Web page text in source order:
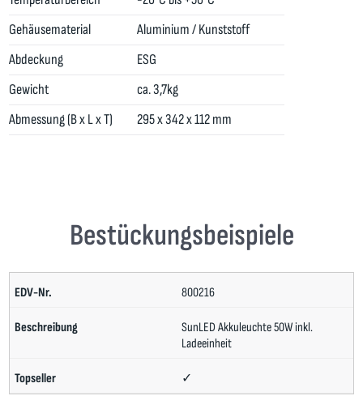
Gehäusematerial
Aluminium / Kunststoff
Abdeckung
ESG
Gewicht
ca. 3,7kg
Abmessung (B x L x T)
295 x 342 x 112 mm
Bestückungsbeispiele
800216
SunLED Akkuleuchte 50W inkl.
Ladeeinheit
✓